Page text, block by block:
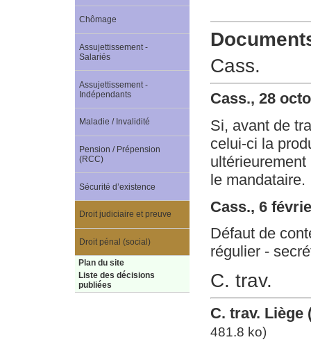
Cass.
Cass., 28
Si, avant de
celui-ci la
le mandataire.
Cass., 6
Défaut de
régulier -
C. trav.
C. trav. Liège
481.8 ko)
Chômage
Assujettissement -
Salariés
Assujettissement -
Indépendants
Maladie / Invalidité
Pension / Prépension
(RCC)
Sécurité d’existence
Droit judiciaire et preuve
Droit pénal (social)
Plan du site
Liste des décisions
publiées